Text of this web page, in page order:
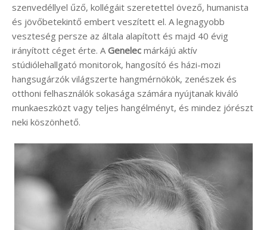
szenvedéllyel űző, kollégáit szeretettel övező, humanista
és jövőbetekintő embert veszített el. A legnagyobb
veszteség persze az általa alapított és majd 40 évig
irányított céget érte. A Genelec márkájú aktív
stúdiólehallgató monitorok, hangosító és házi-mozi
hangsugárzók világszerte hangmérnökök, zenészek és
otthoni felhasználók sokasága számára nyújtanak kiváló
munkaeszközt vagy teljes hangélményt, és mindez jórészt
neki köszönhető.